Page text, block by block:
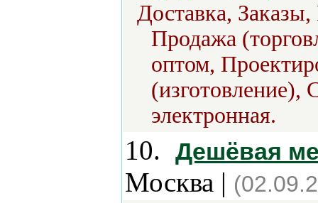
Доставка,
Продажа
оптом,
(изготовление),
электронная.
10. Дешёвая
Москва |